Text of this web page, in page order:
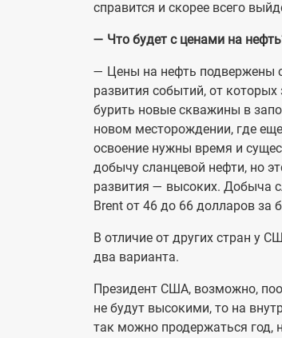
справится и скорее всего
— Что будет с ценами на
— Цены на нефть подвержены
развития событий, от
бурить новые скважины в
новом месторождении, где
освоение нужны время и
добычу сланцевой нефти, но
развития — высоких. Добыча
Brent от 46 до 66 долларов за
В отличие от других стран у
два варианта.
Президент США, возможно,
не будут высокими, то на
так можно продержаться год,